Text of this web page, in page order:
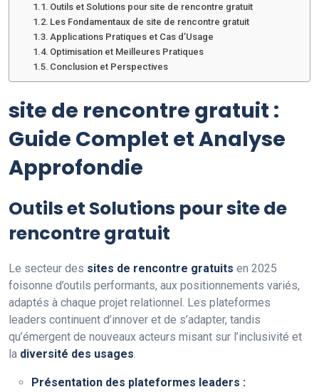
Outils et Solutions pour site de rencontre gratuit
Les Fondamentaux de site de rencontre gratuit
Applications Pratiques et Cas d’Usage
Optimisation et Meilleures Pratiques
Conclusion et Perspectives
site de rencontre gratuit :
Guide Complet et Analyse
Approfondie
Outils et Solutions pour site de
rencontre gratuit
Le secteur des sites de rencontre gratuits en 2025
foisonne d’outils performants, aux positionnements variés,
adaptés à chaque projet relationnel. Les plateformes
leaders continuent d’innover et de s’adapter, tandis
qu’émergent de nouveaux acteurs misant sur l’inclusivité et
la diversité des usages.
Présentation des plateformes leaders :